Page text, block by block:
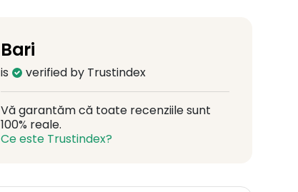
Bari
is verified by Trustindex
Vă garantăm că toate recenziile sunt
100% reale.
Ce este Trustindex?